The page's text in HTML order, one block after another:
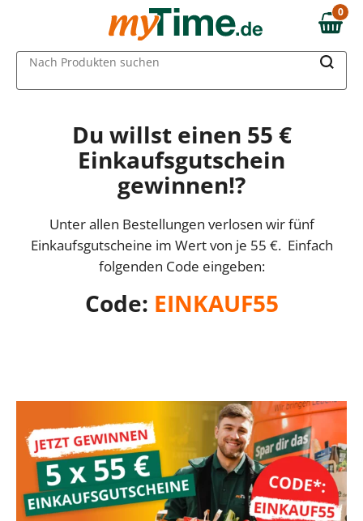
0,00 €
0
Nach Produkten suchen
Du willst einen 55 €
Einkaufsgutschein
gewinnen!?
Unter allen Bestellungen verlosen wir fünf
Einkaufsgutscheine im Wert von je 55 €. Einfach
folgenden Code eingeben:
Code: EINKAUF55